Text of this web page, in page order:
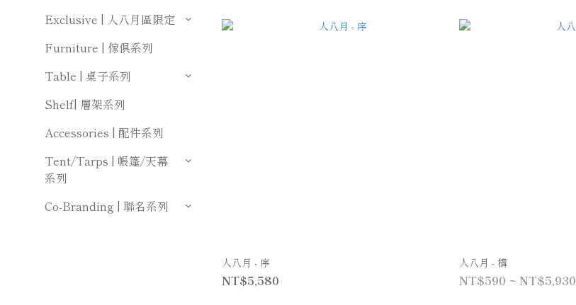
Exclusive | 人八月區限定
Furniture | 傢俱系列
Table | 桌子系列
Shelf| 層架系列
Accessories | 配件系列
Tent/Tarps | 帳篷/天幕
系列
Co-Branding | 聯名系列
人八月 - 序
NT$5,580
人八月 - 構
NT$590 ~ NT$5,930